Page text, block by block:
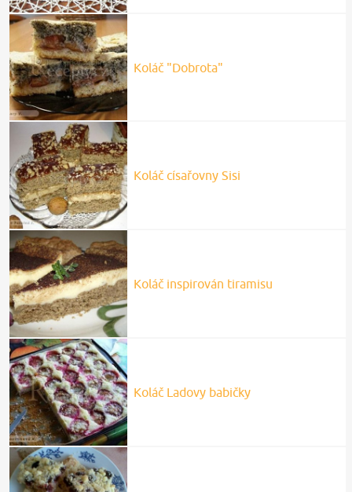
Koláč "Dobrota"
Koláč císařovny Sisi
Koláč inspirován tiramisu
Koláč Ladovy babičky